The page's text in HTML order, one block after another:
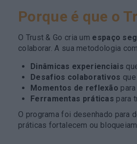
Porque é que o
O Trust & Go cria um espaço
colaborar. A sua metodologia
Dinâmicas experienciais
Desafios colaborativos
Momentos de reflexão
Ferramentas práticas para
O programa foi desenhado para
práticas fortalecem ou bloqueiam